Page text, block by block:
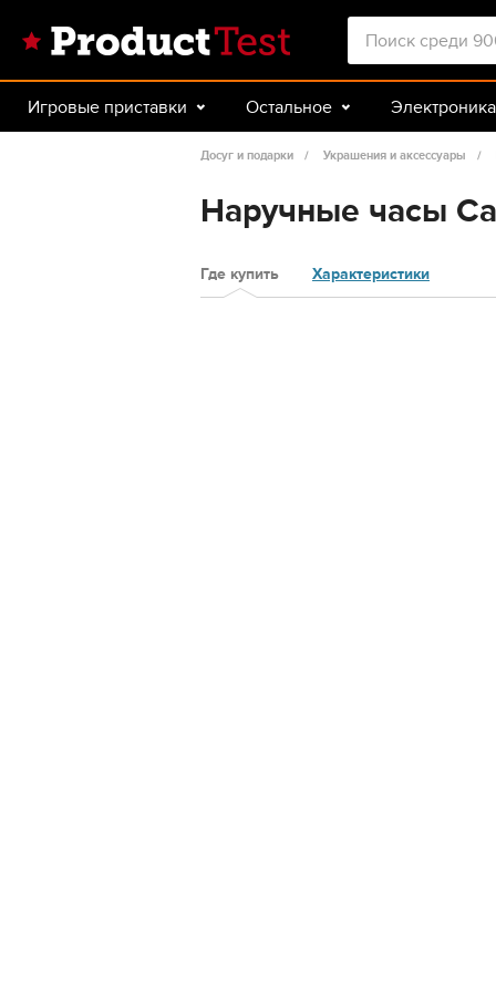
Игровые приставки Остальное Электроника
Авто Спорт и туризм
Досуг и подарки Украшения и аксессуары
Наручные часы
Где купить Характеристики